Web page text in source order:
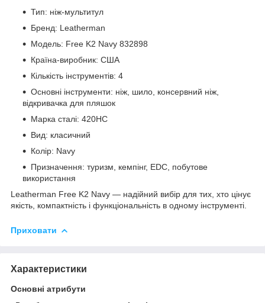
Тип: ніж-мультитул
Бренд: Leatherman
Модель: Free K2 Navy 832898
Країна-виробник: США
Кількість інструментів: 4
Основні інструменти: ніж, шило, консервний ніж,
відкривачка для пляшок
Марка сталі: 420HC
Вид: класичний
Колір: Navy
Призначення: туризм, кемпінг, EDC, побутове
використання
Leatherman Free K2 Navy — надійний вибір для тих, хто цінує
якість, компактність і функціональність в одному інструменті.
Приховати
Характеристики
Основні атрибути